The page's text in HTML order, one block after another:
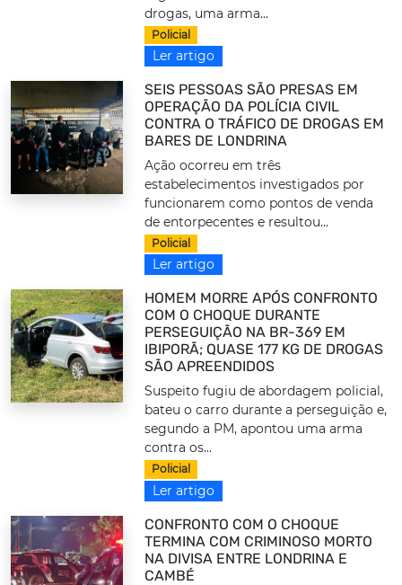
drogas, uma arma...
Policial
Ler artigo
SEIS PESSOAS SÃO PRESAS EM
OPERAÇÃO DA POLÍCIA CIVIL
CONTRA O TRÁFICO DE DROGAS EM
BARES DE LONDRINA
Ação ocorreu em três
estabelecimentos investigados por
funcionarem como pontos de venda
de entorpecentes e resultou...
Policial
Ler artigo
HOMEM MORRE APÓS CONFRONTO
COM O CHOQUE DURANTE
PERSEGUIÇÃO NA BR-369 EM
IBIPORÃ; QUASE 177 KG DE DROGAS
SÃO APREENDIDOS
Suspeito fugiu de abordagem policial,
bateu o carro durante a perseguição e,
segundo a PM, apontou uma arma
contra os...
Policial
Ler artigo
CONFRONTO COM O CHOQUE
TERMINA COM CRIMINOSO MORTO
NA DIVISA ENTRE LONDRINA E
CAMBÉ